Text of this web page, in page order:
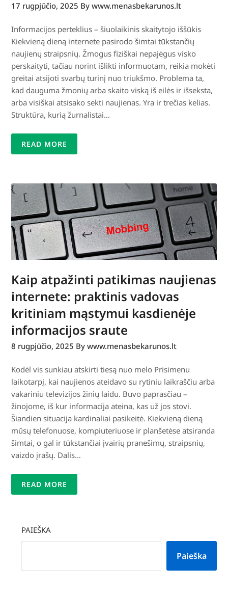
17 rugpjūčio, 2025 By www.menasbekarunos.lt
Informacijos perteklius – šiuolaikinis skaitytojo iššūkis
Kiekvieną dieną internete pasirodo šimtai tūkstančių
naujienų straipsnių. Žmogus fiziškai nepajėgus visko
perskaityti, tačiau norint išlikti informuotam, reikia mokėti
greitai atsijoti svarbų turinį nuo triukšmo. Problema ta,
kad dauguma žmonių arba skaito viską iš eilės ir išseksta,
arba visiškai atsisako sekti naujienas. Yra ir trečias kelias.
Struktūra, kurią žurnalistai…
READ MORE
Kaip atpažinti patikimas naujienas
internete: praktinis vadovas
kritiniam mąstymui kasdienėje
informacijos sraute
8 rugpjūčio, 2025 By www.menasbekarunos.lt
Kodėl vis sunkiau atskirti tiesą nuo melo Prisimenu
laikotarpį, kai naujienos ateidavo su rytiniu laikraščiu arba
vakariniu televizijos žinių laidu. Buvo paprasčiau –
žinojome, iš kur informacija ateina, kas už jos stovi.
Šiandien situacija kardinaliai pasikeitė. Kiekvieną dieną
mūsų telefonuose, kompiuteriuose ir planšetėse atsiranda
šimtai, o gal ir tūkstančiai įvairių pranešimų, straipsnių,
vaizdo įrašų. Dalis…
READ MORE
PAIEŠKA
Paieška